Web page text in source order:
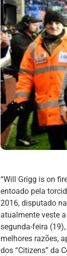
“Will Grigg is on
entoado pela
2016, disputado
atualmente veste
segunda-feira
melhores razões,
dos “Citizens” da